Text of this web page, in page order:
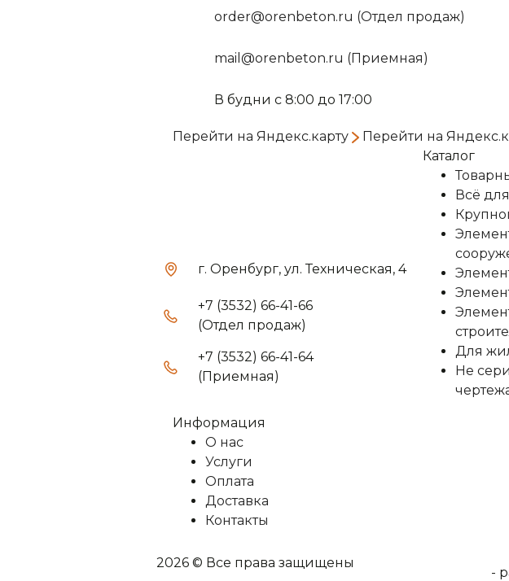
order@orenbeton.ru (Отдел продаж)
mail@orenbeton.ru (Приемная)
В будни с 8:00 до 17:00
Перейти на Яндекс.карту Перейти на
г. Оренбург, ул. Техническая, 4
+7 (3532) 66-41-66
(Отдел продаж)
+7 (3532) 66-41-64
(Приемная)
Каталог
Всё
Для
Не
Информация
О нас
Услуги
Оплата
Доставка
Контакты
2026 © Все права защищены
-